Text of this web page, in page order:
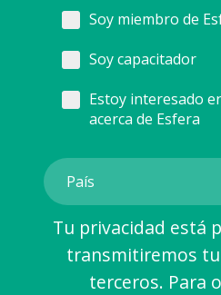
Soy miembro de
Soy capacitador
Estoy interesado
acerca de Esfera
Tu privacidad está
transmitiremos
terceros. Para